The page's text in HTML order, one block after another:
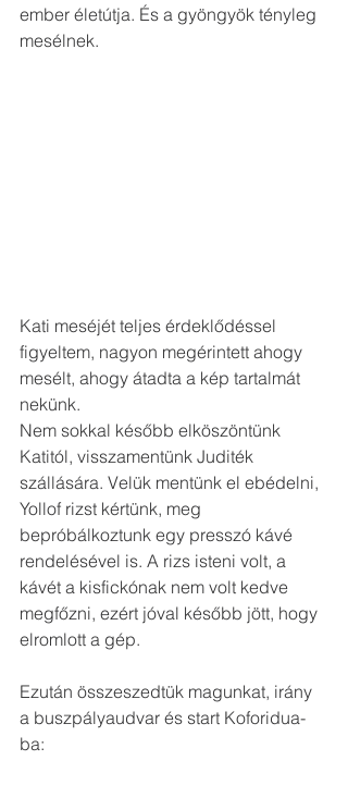
ember életútja. És a gyöngyök tényleg
mesélnek.
Kati meséjét teljes érdeklődéssel
figyeltem, nagyon megérintett ahogy
mesélt, ahogy átadta a kép tartalmát
nekünk.
Nem sokkal később elköszöntünk
Katitól, visszamentünk Juditék
szállására. Velük mentünk el ebédelni,
Yollof rizst kértünk, meg
bepróbálkoztunk egy presszó kávé
rendelésével is. A rizs isteni volt, a
kávét a kisfickónak nem volt kedve
megfőzni, ezért jóval később jött, hogy
elromlott a gép.
Ezután összeszedtük magunkat, irány
a buszpályaudvar és start Koforidua-
ba: